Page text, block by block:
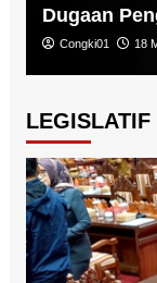
Dugaan
Congki01 18
LEGISLATIF